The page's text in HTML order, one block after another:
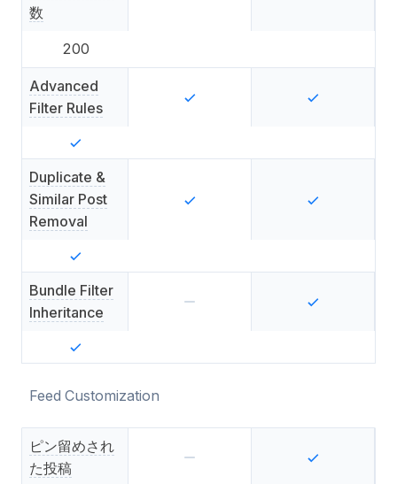
数
200
Advanced
Filter Rules
Duplicate &
Similar Post
Removal
Bundle Filter
Inheritance
Feed Customization
ピン留めされ
た投稿